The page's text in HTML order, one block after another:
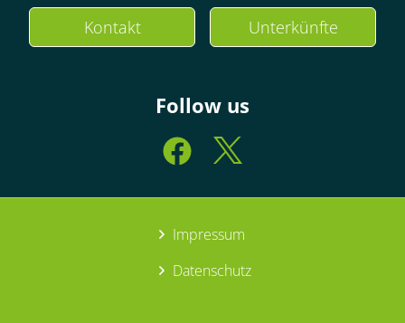
Kontakt Unterkünfte
Follow us
Impressum
Datenschutz